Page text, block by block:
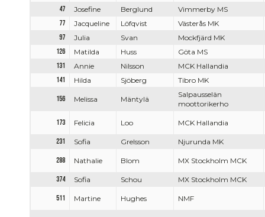
47 Josefine Berglund
Vimmerby MS
77
Jacqueline Löfqvist
Västerås MK
97
Julia Svan
Mockfjärd MK
126
Matilda Huss
Göta MS
131
Annie Nilsson
MCK Hallandia
141
Hilda Sjöberg Tibro MK
156 Melissa Mäntylä
Salpausselän
moottorikerho
173 Felicia Loo MCK Hallandia
231 Sofia Grelsson Njurunda MK
288 Nathalie Blom MX Stockholm MCK
374 Sofia Schou MX Stockholm MCK
511 Martine Hughes NMF